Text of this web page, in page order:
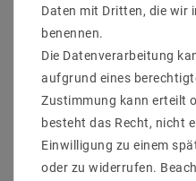
Hinweis
Werden die LED-Strips für
betrieben. empfehlen wir
Zum Beispiel bietet die
Aluminiumprofilen eine
bei einer Leistung von
ist ein zusätzlicher
empfohlene
eingehalten werden und
Daten mit Dritten, die wir
benennen.
Die Datenverarbeitung
aufgrund eines
Zustimmung kann erteilt
besteht das Recht, nicht
Einwilligung zu einem
oder zu widerrufen.